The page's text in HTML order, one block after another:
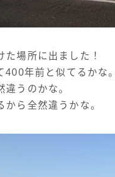
た場所に出ました！
400年前と似てるかな。
違うのかな。
から全然違うかな。